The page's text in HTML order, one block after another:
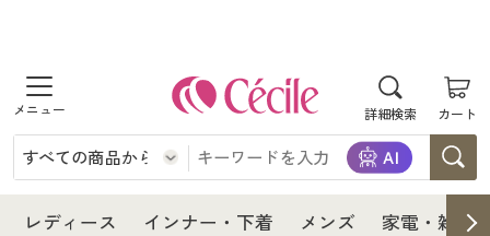
詳細検索 カート
商品を探す
レディース
インナー・下着
レディース インナー・下着 メンズ 家電・雑貨
レディース
レディース通販すべて
レディースファッション
インナー・下着
インナー・下着通販すべて
メンズ